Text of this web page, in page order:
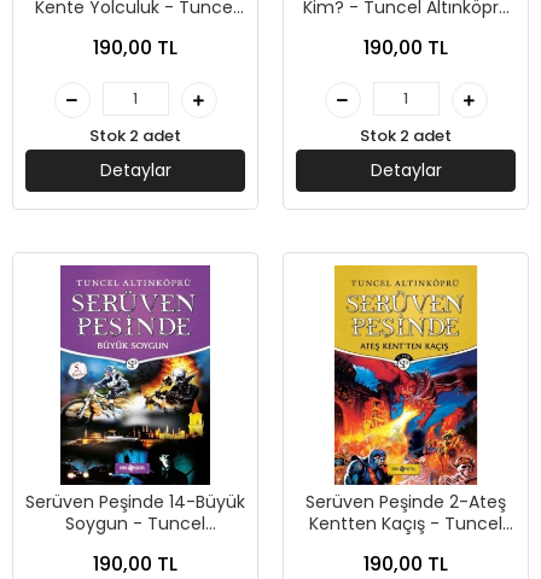
Kente Yolculuk - Tuncel
Yayınları
190,00 TL
Stok 2 adet
Detaylar
Kim? - Tuncel Altınköprü
190,00 TL
Stok 2 adet
Detaylar
Serüven Peşinde 14-Büyük
Soygun - Tuncel
Yayınları
190,00 TL
Serüven Peşinde 2-Ateş
Kentten Kaçış - Tuncel
Yayınları
190,00 TL